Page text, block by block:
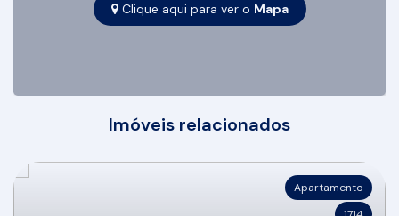
Clique aqui para ver o Mapa
Imóveis relacionados
Apartamento